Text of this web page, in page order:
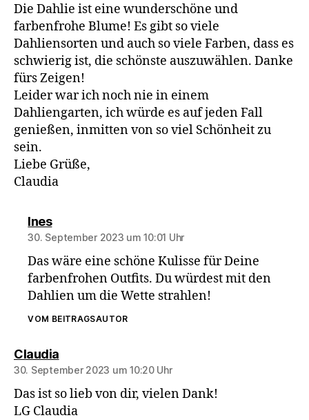
Die Dahlie ist eine wunderschöne und
farbenfrohe Blume! Es gibt so viele
Dahliensorten und auch so viele Farben, dass es
schwierig ist, die schönste auszuwählen. Danke
fürs Zeigen!
Leider war ich noch nie in einem
Dahliengarten, ich würde es auf jeden Fall
genießen, inmitten von so viel Schönheit zu
sein.
Liebe Grüße,
Claudia
Inessagt:
30. September 2023 um 10:01 Uhr
Das wäre eine schöne Kulisse für Deine
farbenfrohen Outfits. Du würdest mit den
Dahlien um die Wette strahlen!
VOM BEITRAGSAUTOR
Claudiasagt:
30. September 2023 um 10:20 Uhr
Das ist so lieb von dir, vielen Dank!
LG Claudia